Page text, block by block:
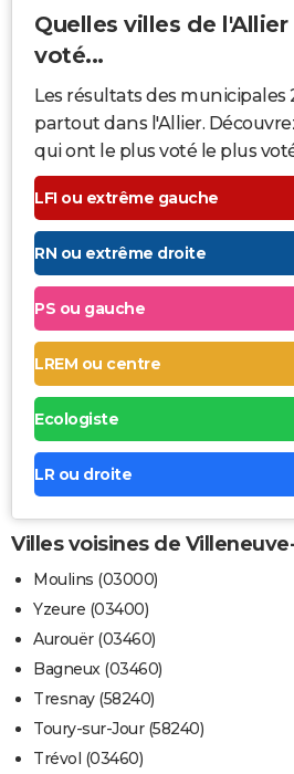
Quelles villes de
voté...
Les résultats des municipales
partout dans l'Allier.
qui ont le plus voté le plus voté
LFI ou extrême gauche
RN ou extrême droite
PS ou gauche
LREM ou centre
Ecologiste
LR ou droite
Villes voisines de
Moulins (03000)
Yzeure (03400)
Aurouër (03460)
Bagneux (03460)
Tresnay (58240)
Toury-sur-Jour (58240)
Trévol (03460)